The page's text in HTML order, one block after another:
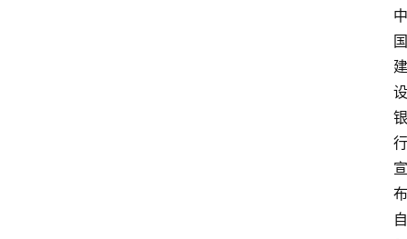
中
国
建
设
银
行
宣
布
自